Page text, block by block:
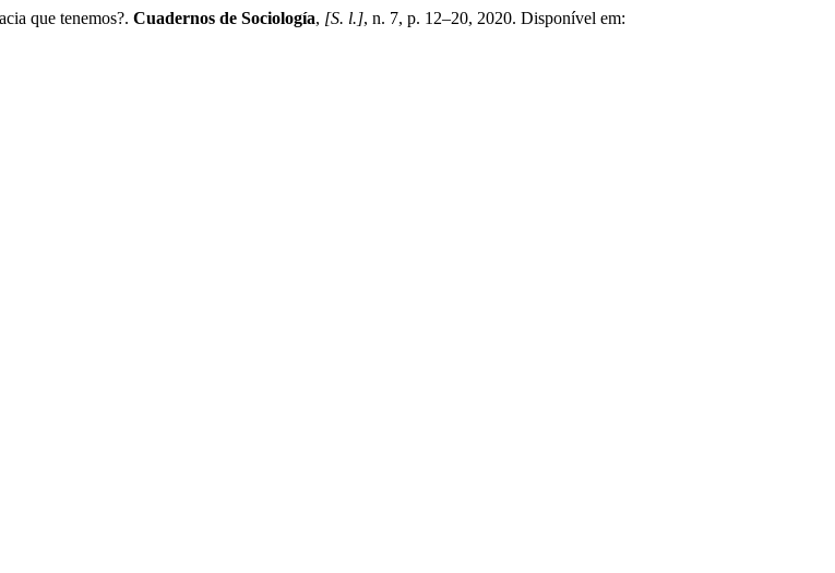
que tenemos?. Cuadernos de Sociología, [S. l.], n. 7, p. 12–20, 2020. Disponível em: